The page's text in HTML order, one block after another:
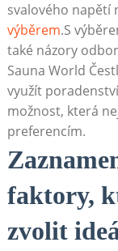
svalového‍ napětí​
výběrem.S
také ‍názory
Sauna World
využít
možnost, která
preferencím.
faktory,
⁤zvolit